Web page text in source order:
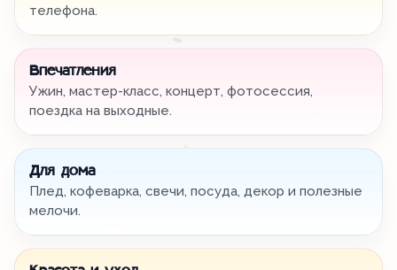
телефона.
Впечатления
Ужин, мастер-класс, концерт, фотосессия,
поездка на выходные.
Для дома
Плед, кофеварка, свечи, посуда, декор и полезные
мелочи.